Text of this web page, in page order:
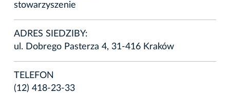
stowarzyszenie
ADRES SIEDZIBY:
ul. Dobrego Pasterza 4, 31-416 Kraków
TELEFON
(12) 418-23-33